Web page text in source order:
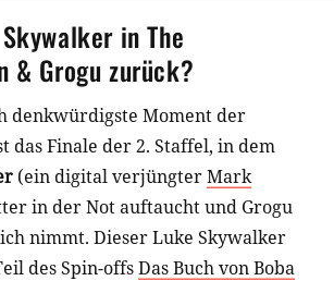
in The
& Grogu zurück?
denkwürdigste Moment der
das Finale der 2. Staffel, in dem
(ein digital verjüngterMark
in der Not auftaucht und Grogu
nimmt. Dieser Luke Skywalker
des Spin-offsDas Buch von Boba